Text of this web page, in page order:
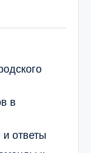
в
и ответы